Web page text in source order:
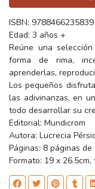
ISBN: 9788466235839
Edad: 3 años +
Reúne una
forma de rima,
aprenderlas,
Los pequeños
las adivinanzas, en
todo desarrollar su
Editorial: Mundicrom
Autora: Lucrecia
Páginas: 8 páginas de
Formato: 19 x 26.5cm,